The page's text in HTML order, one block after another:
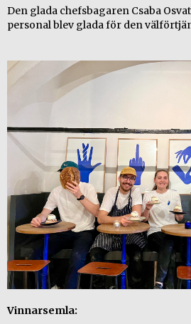
+ Smakmässigt innovativ.
+ Man blir glad.
+ Praktfullt utförd med fluffig
Den glada chefsbagaren Csaba
personal blev glada för den
Vinnarsemla: